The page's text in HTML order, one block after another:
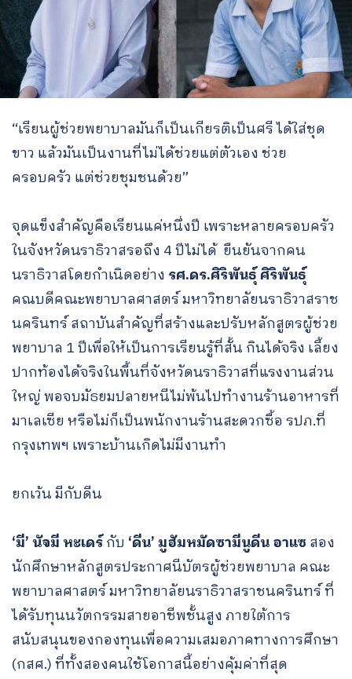
“เรียนผู้ช่วยพยาบาลมันก็เป็นเกียรติเป็นศรี ได้ใส่ชุด
ขาว แล้วมันเป็นงานที่ไม่ได้ช่วยแต่ตัวเอง ช่วย
ครอบครัว แต่ช่วยชุมชนด้วย”
จุดแข็งสำคัญคือเรียนแค่หนึ่งปี เพราะหลายครอบครัว
ในจังหวัดนราธิวาสรอถึง 4 ปีไม่ได้ ยืนยันจากคน
นราธิวาสโดยกำเนิดอย่าง รศ.ดร.ศิริพันธุ์ ศิริพันธุ์
คณบดีคณะพยาบาลศาสตร์ มหาวิทยาลัยนราธิวาสราช
นครินทร์ สถาบันสำคัญที่สร้างและปรับหลักสูตรผู้ช่วย
พยาบาล 1 ปีเพื่อให้เป็นการเรียนรู้ที่สั้น กินได้จริง เลี้ยง
ปากท้องได้จริงในพื้นที่จังหวัดนราธิวาสที่แรงงานส่วน
ใหญ่ พอจบมัธยมปลายหนีไม่พ้นไปทำงานร้านอาหารที่
มาเลเซีย หรือไม่ก็เป็นพนักงานร้านสะดวกซื้อ รปภ.ที่
กรุงเทพฯ เพราะบ้านเกิดไม่มีงานทำ
ยกเว้น มีกับดีน
‘มี’ นัจมี หะเดร์กับ ‘ดีน’ มูฮัมหมัดซามีนูดีน อาแซ สอง
นักศึกษาหลักสูตรประกาศนีบัตรผู้ช่วยพยาบาล คณะ
พยาบาลศาสตร์ มหาวิทยาลัยนราธิวาสราชนครินทร์ ที่
ได้รับทุนนวัตกรรมสายอาชีพชั้นสูง ภายใต้การ
สนับสนุนของกองทุนเพื่อความเสมอภาคทางการศึกษา
(กสศ.) ที่ทั้งสองคนใช้โอกาสนี้อย่างคุ้มค่าที่สุด